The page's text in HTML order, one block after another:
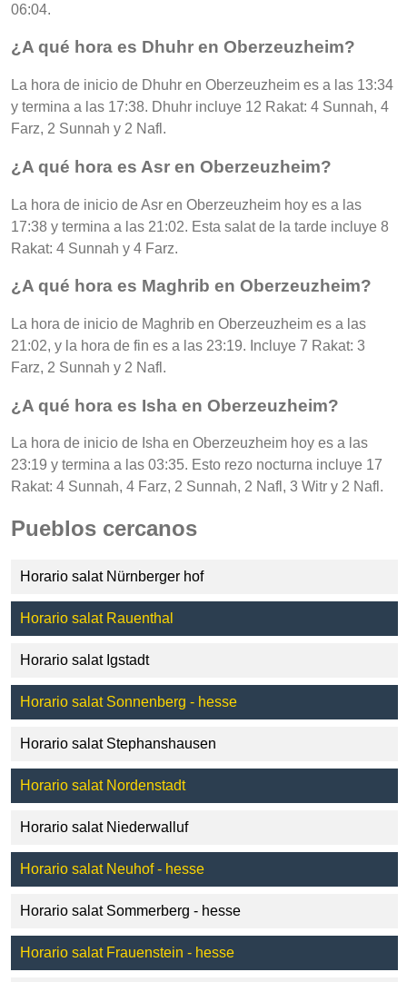
06:04.
¿A qué hora es Dhuhr en Oberzeuzheim?
La hora de inicio de Dhuhr en Oberzeuzheim es a las 13:34
y termina a las 17:38. Dhuhr incluye 12 Rakat: 4 Sunnah, 4
Farz, 2 Sunnah y 2 Nafl.
¿A qué hora es Asr en Oberzeuzheim?
La hora de inicio de Asr en Oberzeuzheim hoy es a las
17:38 y termina a las 21:02. Esta salat de la tarde incluye 8
Rakat: 4 Sunnah y 4 Farz.
¿A qué hora es Maghrib en Oberzeuzheim?
La hora de inicio de Maghrib en Oberzeuzheim es a las
21:02, y la hora de fin es a las 23:19. Incluye 7 Rakat: 3
Farz, 2 Sunnah y 2 Nafl.
¿A qué hora es Isha en Oberzeuzheim?
La hora de inicio de Isha en Oberzeuzheim hoy es a las
23:19 y termina a las 03:35. Esto rezo nocturna incluye 17
Rakat: 4 Sunnah, 4 Farz, 2 Sunnah, 2 Nafl, 3 Witr y 2 Nafl.
Pueblos cercanos
Horario salat Nürnberger hof
Horario salat Rauenthal
Horario salat Igstadt
Horario salat Sonnenberg - hesse
Horario salat Stephanshausen
Horario salat Nordenstadt
Horario salat Niederwalluf
Horario salat Neuhof - hesse
Horario salat Sommerberg - hesse
Horario salat Frauenstein - hesse